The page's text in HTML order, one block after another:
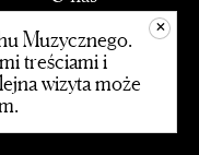
Muzyczne
+
Muzycznego.
treściami i
wizyta może